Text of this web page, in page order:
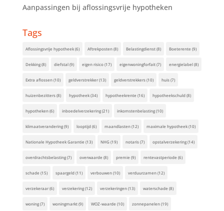
Aanpassingen bij aflossingsvrije hypotheken
Tags
Aflossingsvrije hypotheek(6) Aftrekposten(8) Belastingdienst(8) Boeterente (9)
Dekking(8) diefstal(9) eigen risico(17) eigenwoningforfait(7) energielabel(8)
Extra aflossen(10) geldverstrekker(13) geldverstrekkers(10) huis(7)
huizenbezitters(8) hypotheek(34) hypotheekrente (16) hypotheekschuld(8)
hypotheken(6) inboedelverzekering(21) inkomstenbelasting(10)
klimaatverandering(9) looptijd(6) maandlasten(12) maximale hypotheek(10)
Nationale Hypotheek Garantie (13) NHG(19) notaris(7) opstalverzekering(14)
overdrachtsbelasting(7) overwaarde (8) premie (9) rentevastperiode (6)
schade (15) spaargeld(11) verbouwen(10) verduurzamen(12)
verzekeraar(6) verzekering(12) verzekeringen(13) waterschade (8)
woning(7) woningmarkt(9) WOZ-waarde (10) zonnepanelen(19)